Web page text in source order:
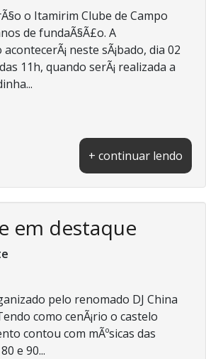
o Itamirim Clube de Campo
de fundaÃ§Ã£o. A
neste sÃ¡bado, dia 02
11h, quando serÃ¡ realizada a
+ continuar lendo
em destaque
pelo renomado DJ China
como cenÃ¡rio o castelo
contou com mÃºsicas das
e 90...